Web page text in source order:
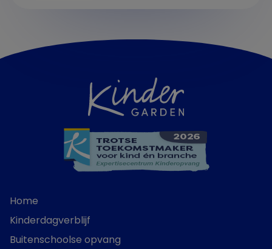
Home
Kinderdagverblijf
Buitenschoolse opvang